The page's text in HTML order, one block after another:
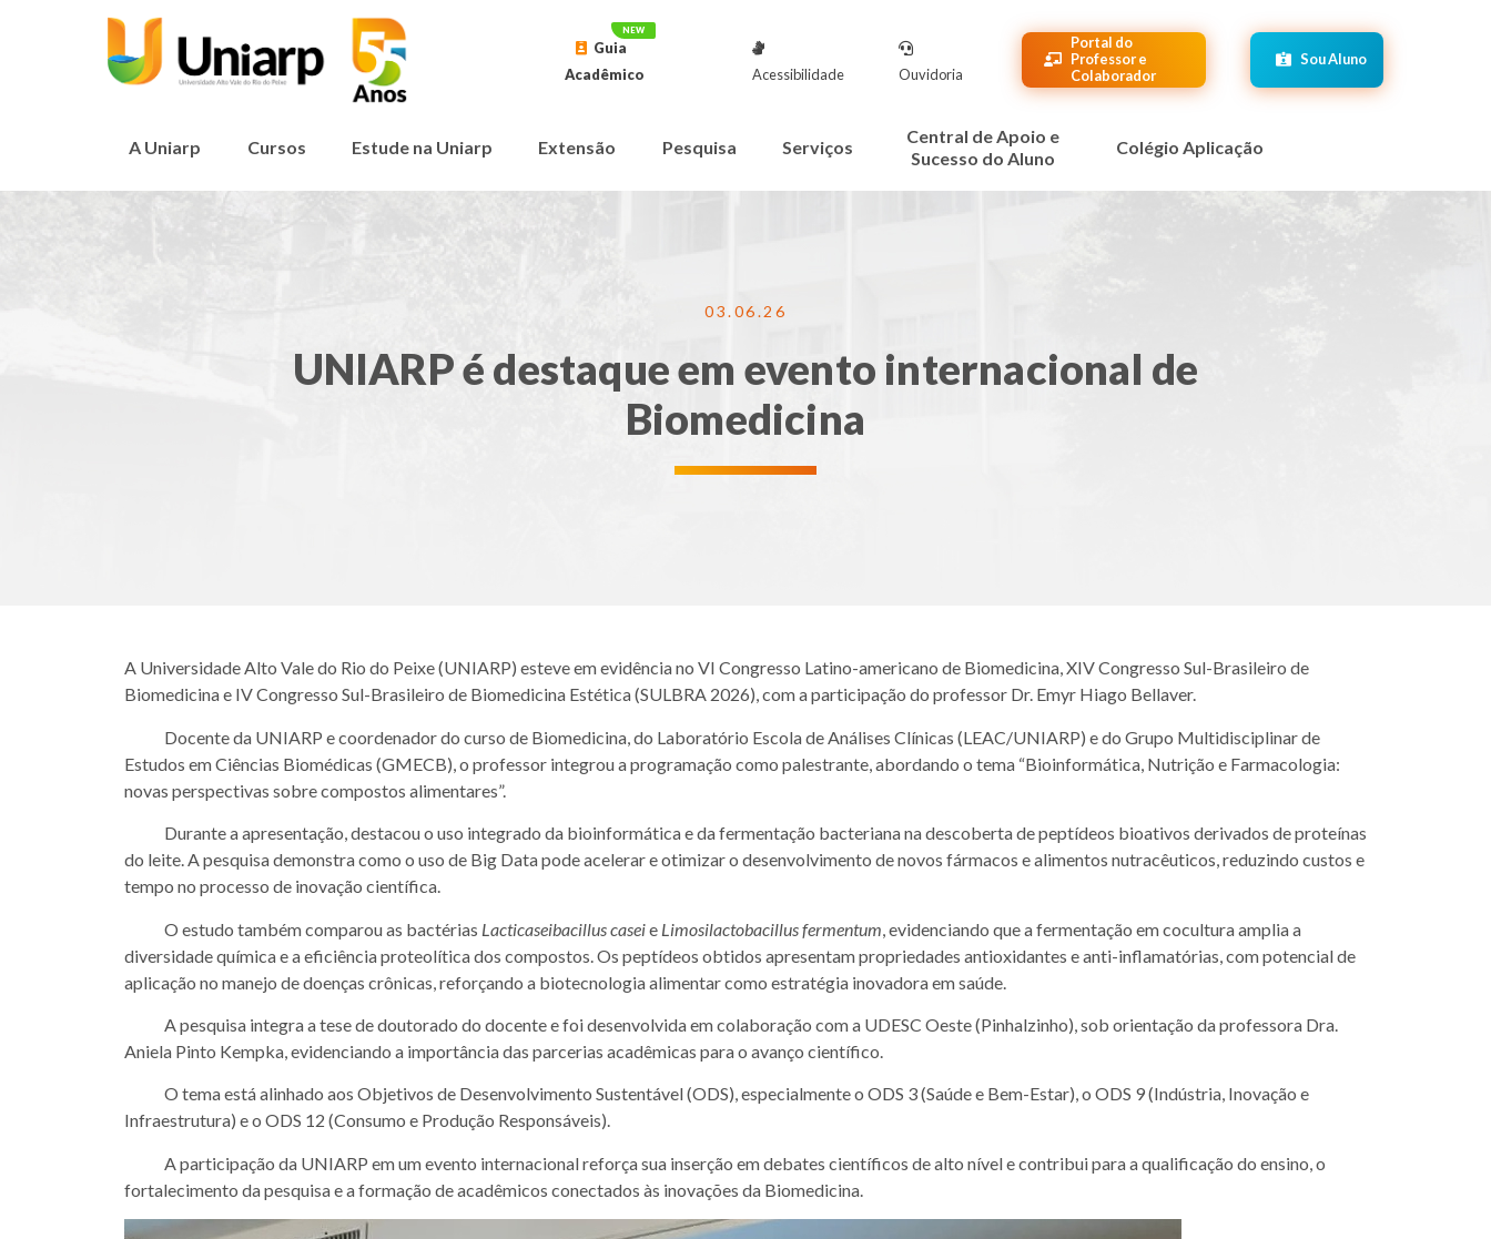
Guia
Acadêmico
Acessibilidade Ouvidoria
Portal do
Professor e
Colaborador
Sou Aluno
A Uniarp Cursos Estude na Uniarp Extensão Pesquisa Serviços
Central de Apoio e
Sucesso do Aluno
Colégio Aplicação
03.06.26
UNIARP é destaque em evento internacional de
Biomedicina
A Universidade Alto Vale do Rio do Peixe (UNIARP) esteve em evidência no VI Congresso Latino-americano de Biomedicina, XIV Congresso Sul-Brasileiro de
Biomedicina e IV Congresso Sul-Brasileiro de Biomedicina Estética (SULBRA 2026), com a participação do professor Dr. Emyr Hiago Bellaver.
Docente da UNIARP e coordenador do curso de Biomedicina, do Laboratório Escola de Análises Clínicas (LEAC/UNIARP) e do Grupo Multidisciplinar de
Estudos em Ciências Biomédicas (GMECB), o professor integrou a programação como palestrante, abordando o tema “Bioinformática, Nutrição e Farmacologia:
novas perspectivas sobre compostos alimentares”.
Durante a apresentação, destacou o uso integrado da bioinformática e da fermentação bacteriana na descoberta de peptídeos bioativos derivados de proteínas
do leite. A pesquisa demonstra como o uso de Big Data pode acelerar e otimizar o desenvolvimento de novos fármacos e alimentos nutracêuticos, reduzindo custos e
tempo no processo de inovação científica.
O estudo também comparou as bactérias Lacticaseibacillus caseie Limosilactobacillus fermentum , evidenciando que a fermentação em cocultura amplia a
diversidade química e a eficiência proteolítica dos compostos. Os peptídeos obtidos apresentam propriedades antioxidantes e anti-inflamatórias, com potencial de
aplicação no manejo de doenças crônicas, reforçando a biotecnologia alimentar como estratégia inovadora em saúde.
A pesquisa integra a tese de doutorado do docente e foi desenvolvida em colaboração com a UDESC Oeste (Pinhalzinho), sob orientação da professora Dra.
Aniela Pinto Kempka, evidenciando a importância das parcerias acadêmicas para o avanço científico.
O tema está alinhado aos Objetivos de Desenvolvimento Sustentável (ODS), especialmente o ODS 3 (Saúde e Bem-Estar), o ODS 9 (Indústria, Inovação e
Infraestrutura) e o ODS 12 (Consumo e Produção Responsáveis).
A participação da UNIARP em um evento internacional reforça sua inserção em debates científicos de alto nível e contribui para a qualificação do ensino, o
fortalecimento da pesquisa e a formação de acadêmicos conectados às inovações da Biomedicina.